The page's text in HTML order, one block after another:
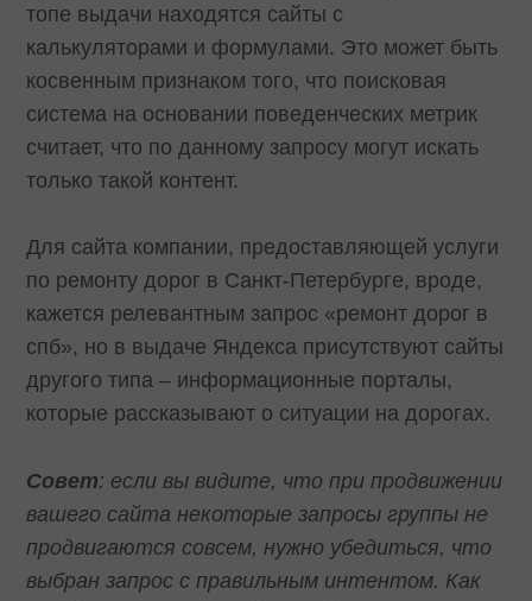
топе выдачи находятся сайты с
калькуляторами и формулами. Это может быть
косвенным признаком того, что поисковая
система на основании поведенческих метрик
считает, что по данному запросу могут искать
только такой контент.
Для сайта компании, предоставляющей услуги
по ремонту дорог в Санкт-Петербурге, вроде,
кажется релевантным запрос «ремонт дорог в
спб», но в выдаче Яндекса присутствуют сайты
другого типа – информационные порталы,
которые рассказывают о ситуации на дорогах.
Совет: если вы видите, что при продвижении
вашего сайта некоторые запросы группы не
продвигаются совсем, нужно убедиться, что
выбран запрос с правильным интентом. Как